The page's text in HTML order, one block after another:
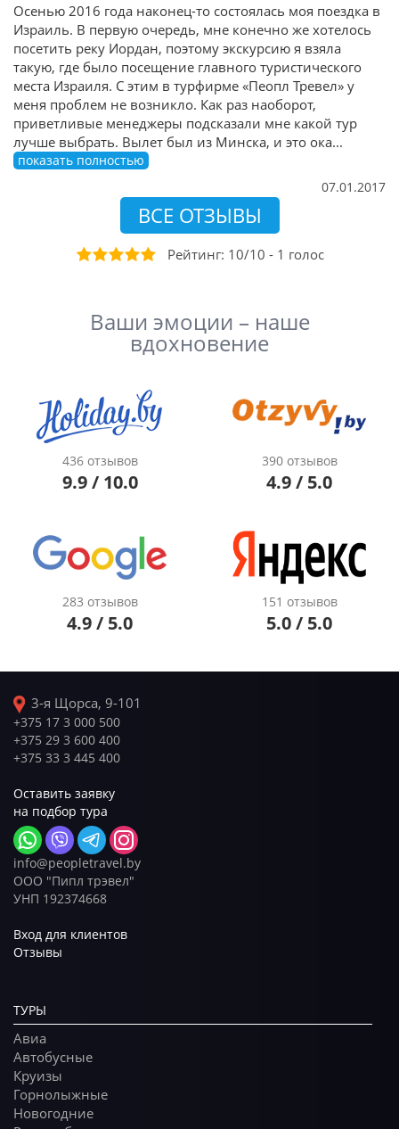
Осенью 2016 года наконец-то состоялась моя поездка в
Израиль. В первую очередь, мне конечно же хотелось
посетить реку Иордан, поэтому экскурсию я взяла
такую, где было посещение главного туристического
места Израиля. С этим в турфирме «Пеопл Тревел» у
меня проблем не возникло. Как раз наоборот,
приветливые менеджеры подсказали мне какой тур
лучше выбрать. Вылет был из Минска, и это ока...
показать полностью
07.01.2017
ВСЕ ОТЗЫВЫ
Рейтинг: 10/10 - 1 голос
Ваши эмоции – наше
вдохновение
436 отзывов
9.9 / 10.0
390 отзывов
4.9 / 5.0
283 отзывов
4.9 / 5.0
151 отзывов
5.0 / 5.0
3-я Щорса, 9-101
+375 17 3 000 500
+375 29 3 600 400
+375 33 3 445 400
Оставить заявку
на подбор тура
info@peopletravel.by
ООО "Пипл трэвел"
УНП 192374668
Вход для клиентов
Отзывы
ТУРЫ
Авиа
Автобусные
Круизы
Горнолыжные
Новогодние